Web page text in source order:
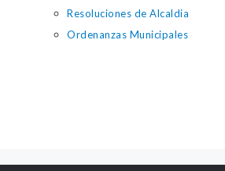
Resoluciones de Alcaldia
Ordenanzas Municipales